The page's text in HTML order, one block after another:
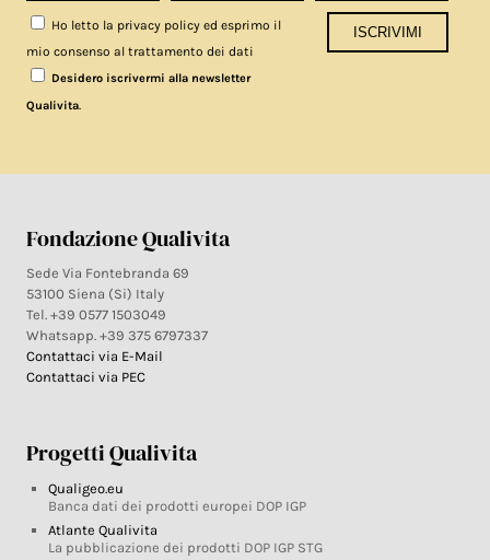
Ho letto la privacy policy ed esprimo il
mio consenso al trattamento dei dati
Desidero iscrivermi alla newsletter
Qualivita.
Fondazione Qualivita
Sede Via Fontebranda 69
53100 Siena (Si) Italy
Tel. +39 0577 1503049
Whatsapp. +39 375 6797337
Contattaci via E-Mail
Contattaci via PEC
Progetti Qualivita
Qualigeo.eu
Banca dati dei prodotti europei DOP IGP
Atlante Qualivita
La pubblicazione dei prodotti DOP IGP STG